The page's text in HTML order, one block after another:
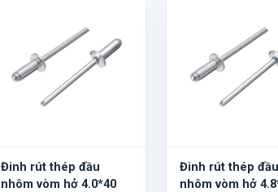
Đinh rút thép đầu
nhôm vòm hở 4.0*40
Đinh rút thép đầu
nhôm vòm hở